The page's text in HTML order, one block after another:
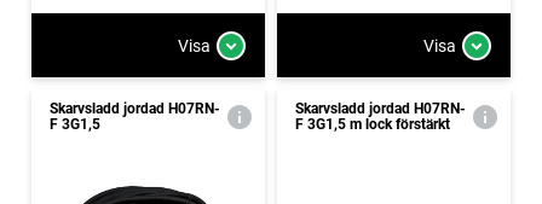
Visa Visa
Skarvsladd jordad H07RN-
F 3G1,5
Skarvsladd jordad H07RN-
F 3G1,5 m lock förstärkt